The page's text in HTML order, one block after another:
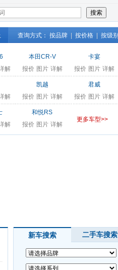
查询方式： 按品牌 按价格 按级别
解
本田CR-V
报价 图片 详解
卡宴
报价 图片 详解
解
凯越
报价 图片 详解
君威
报价 图片 详解
解
和悦RS
报价 图片 详解
更多车型>>
新车搜索 二手车搜索